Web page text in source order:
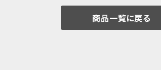
商品一覧に戻る